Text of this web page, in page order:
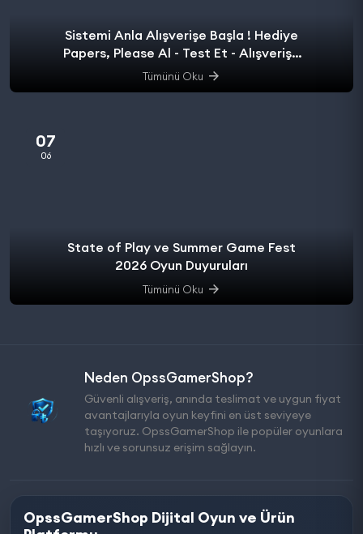
Sistemi Anla Alışverişe Başla ! Hediye
Papers, Please Al - Test Et - Alışverişe
başla.
Tümünü Oku
07
06
State of Play ve Summer Game Fest
2026 Oyun Duyuruları
Tümünü Oku
Neden OpssGamerShop?
Güvenli alışveriş, anında teslimat ve uygun fiyat
avantajlarıyla oyun keyfini en üst seviyeye
taşıyoruz. OpssGamerShop ile popüler oyunlara
hızlı ve sorunsuz erişim sağlayın.
OpssGamerShop Dijital Oyun ve Ürün